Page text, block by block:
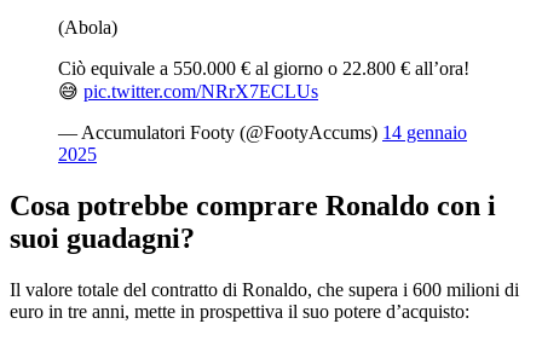
(Abola)
Ciò equivale a 550.000 € al giorno o 22.800 € all’ora!
😅 pic.twitter.com/NRrX7ECLUs
— Accumulatori Footy (@FootyAccums) 14 gennaio
2025
Cosa potrebbe comprare Ronaldo con i
suoi guadagni?
Il valore totale del contratto di Ronaldo, che supera i 600 milioni di
euro in tre anni, mette in prospettiva il suo potere d’acquisto: